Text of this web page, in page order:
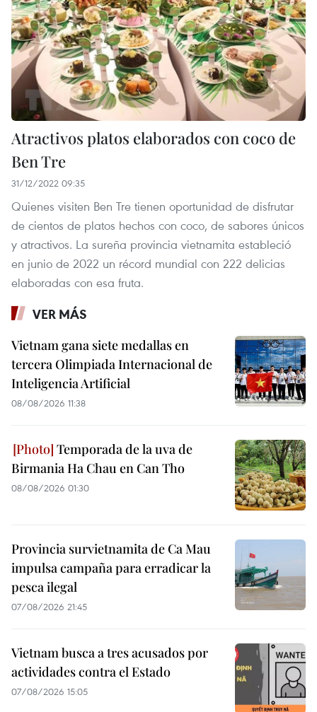
Atractivos platos elaborados con coco de
Ben Tre
31/12/2022 09:35
Quienes visiten Ben Tre tienen oportunidad de disfrutar
de cientos de platos hechos con coco, de sabores únicos
y atractivos. La sureña provincia vietnamita estableció
en junio de 2022 un récord mundial con 222 delicias
elaboradas con esa fruta.
VER MÁS
Vietnam gana siete medallas en
tercera Olimpiada Internacional de
Inteligencia Artificial
08/08/2026 11:38
Temporada de la uva de
Birmania Ha Chau en Can Tho
08/08/2026 01:30
Provincia survietnamita de Ca Mau
impulsa campaña para erradicar la
pesca ilegal
07/08/2026 21:45
Vietnam busca a tres acusados por
actividades contra el Estado
07/08/2026 15:05